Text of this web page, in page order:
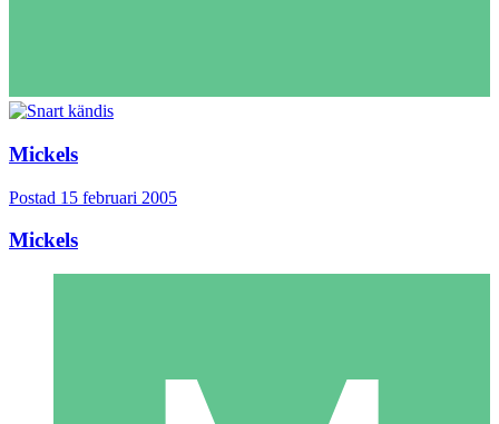
Mickels
Postad 15 februari 2005
Mickels